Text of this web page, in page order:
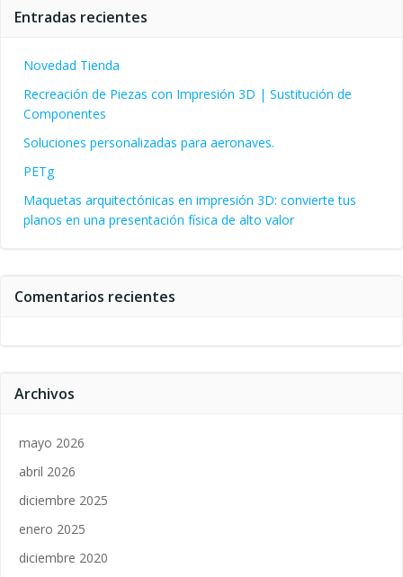
Entradas recientes
Novedad Tienda
Recreación de Piezas con Impresión 3D | Sustitución de
Componentes
Soluciones personalizadas para aeronaves.
PETg
Maquetas arquitectónicas en impresión 3D: convierte tus
planos en una presentación física de alto valor
Comentarios recientes
Archivos
mayo 2026
abril 2026
diciembre 2025
enero 2025
diciembre 2020